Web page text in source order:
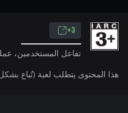
3+
تفاعل المستخدمين،
هذا المحتوى يتطلب لعبة (تُباع